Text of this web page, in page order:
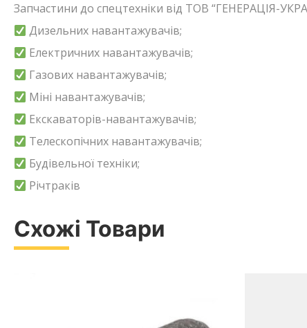
Запчастини до спецтехніки від ТОВ “ГЕНЕРАЦІЯ-
Дизельних навантажувачів;
Електричних навантажувачів;
Газових навантажувачів;
Міні навантажувачів;
Екскаваторів-навантажувачів;
Телескопічних навантажувачів;
Будівельної техніки;
Річтраків
Схожі Товари